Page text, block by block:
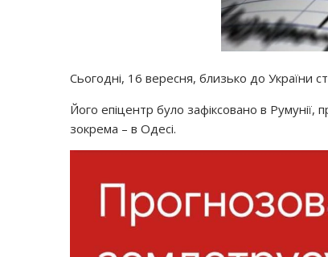
Сьогодні, 16 вересня, близько до України
Його епіцентр було зафіксовано в Румунії,
зокрема – в Одесі.